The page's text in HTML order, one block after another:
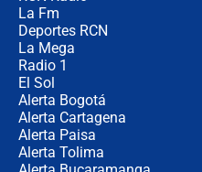
La Fm
Deportes RCN
La Mega
Radio 1
El Sol
Alerta Bogotá
Alerta Cartagena
Alerta Paisa
Alerta Tolima